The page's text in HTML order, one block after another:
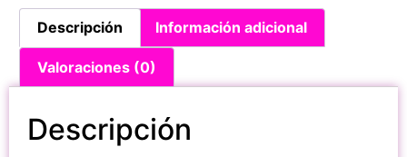
Descripción Información adicional
Valoraciones (0)
Descripción